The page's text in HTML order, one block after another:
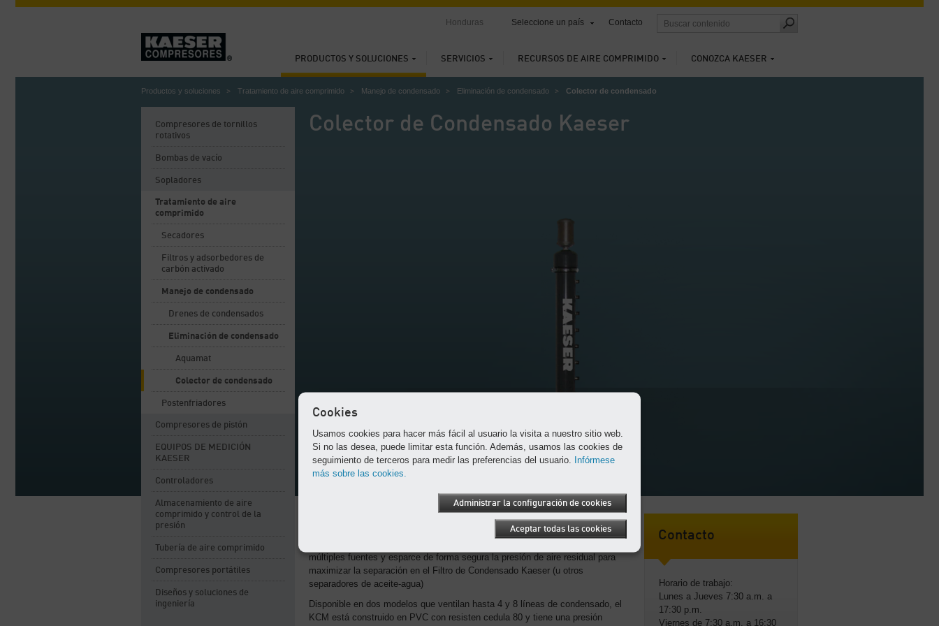
PRODUCTOS Y SOLUCIONES SERVICIOS RECURSOS DE AIRE COMPRIMIDO CONOZCA KAESER
Honduras Seleccione un país Contacto
Productos y soluciones Tratamiento de aire comprimido Manejo de condensado Eliminación de condensado Colector de condensado
Colector de Condensado Kaeser
Compresores de tornillos
rotativos
Bombas de vacío
Sopladores
Tratamiento de aire
comprimido
Secadores
Filtros y adsorbedores de
carbón activado
Manejo de condensado
Drenes de condensados
Eliminación de condensado
Aquamat
Colector de condensado
Postenfriadores
Compresores de pistón
EQUIPOS DE MEDICIÓN
KAESER
Controladores
Almacenamiento de aire
comprimido y control de la
presión
Tubería de aire comprimido
Compresores portátiles
Diseños y soluciones de
ingeniería
múltiples fuentes y esparce de forma segura la presión de aire residual para
maximizar la separación en el Filtro de Condensado Kaeser (u otros
separadores de aceite-agua)
Disponible en dos modelos que ventilan hasta 4 y 8 líneas de condensado, el
KCM está construido en PVC con resisten cedula 80 y tiene una presión
Contacto
Horario de trabajo:
Lunes a Jueves 7:30 a.m. a
17:30 p.m.
Viernes de 7:30 a.m. a 16:30
Cookies
Usamos cookies para hacer más fácil al usuario la visita a nuestro sitio web.
Si no las desea, puede limitar esta función. Además, usamos las cookies de
seguimiento de terceros para medir las preferencias del usuario. Infórmese
más sobre las cookies.
Administrar la configuración de cookies
Aceptar todas las cookies